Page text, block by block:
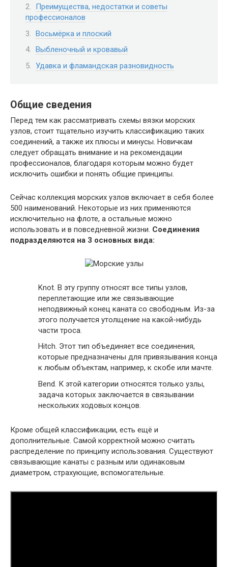
Преимущества, недостатки и советы
профессионалов
Восьмёрка и плоский
Выбленочный и кровавый
Удавка и фламандская разновидность
Общие сведения
Перед тем как рассматривать схемы вязки морских
узлов, стоит тщательно изучить классификацию таких
соединений, а также их плюсы и минусы. Новичкам
следует обращать внимание и на рекомендации
профессионалов, благодаря которым можно будет
исключить ошибки и понять общие принципы.
Сейчас коллекция морских узлов включает в себя более
500 наименований. Некоторые из них применяются
исключительно на флоте, а остальные можно
использовать и в повседневной жизни. Соединения
подразделяются на 3 основных вида:
Knot. В эту группу относят все типы узлов,
переплетающие или же связывающие
неподвижный конец каната со свободным. Из-за
этого получается утолщение на какой-нибудь
части троса.
Hitch. Этот тип объединяет все соединения,
которые предназначены для привязывания конца
к любым объектам, например, к скобе или мачте.
Bend. К этой категории относятся только узлы,
задача которых заключается в связывании
нескольких ходовых концов.
Кроме общей классификации, есть ещё и
дополнительные. Самой корректной можно считать
распределение по принципу использования. Существуют
связывающие канаты с разным или одинаковым
диаметром, страхующие, вспомогательные.